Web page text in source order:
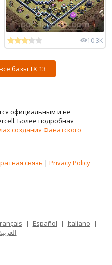
10.3K
базы ТХ 13
официальным и не
Более подробная
создания Фанатского
связь | Privacy Policy
| Español | Italiano
|
العربية